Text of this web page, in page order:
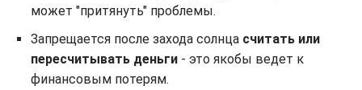
может "притянуть" проблемы.
Запрещается после захода солнца считать или
пересчитывать деньги - это якобы ведет к
финансовым потерям.